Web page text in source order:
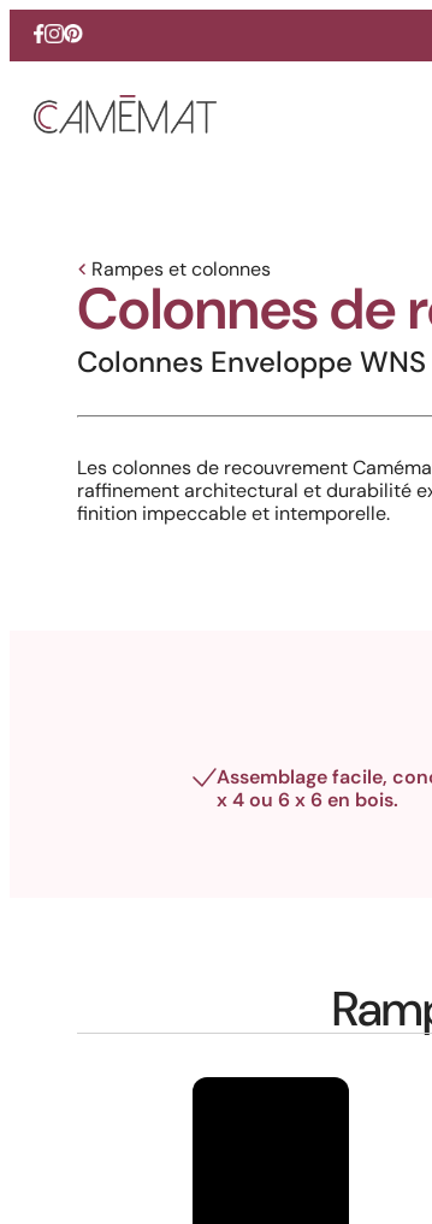
Facebook
Instagram
Pinterest
Rampes et colonnes
Colonnes de
Colonnes Enveloppe WNS
Les colonnes de recouvrement
raffinement architectural et durabilité
finition impeccable et intemporelle.
Assemblage facile,
x 4 ou 6 x 6 en bois.